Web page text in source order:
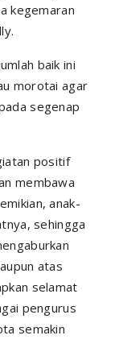
kegemaran
baik ini
morotai agar
segenap
positif
membawa
anak-
sehingga
atas
selamat
pengurus
semakin